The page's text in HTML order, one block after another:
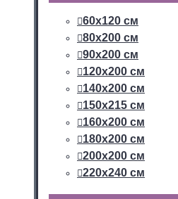
60х120 см
80х200 см
90х200 см
120х200 см
140х200 см
150х215 см
160х200 см
180х200 см
200х200 см
220х240 см